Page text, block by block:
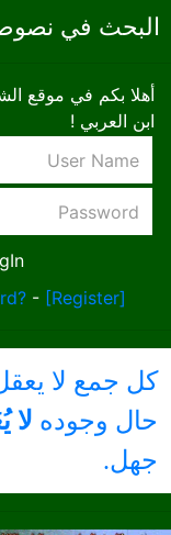
البحث في
أهلا بكم في موقع
ابن العربي !
- [Register]
كل جمع لا
حال وجوده لا
جهل.